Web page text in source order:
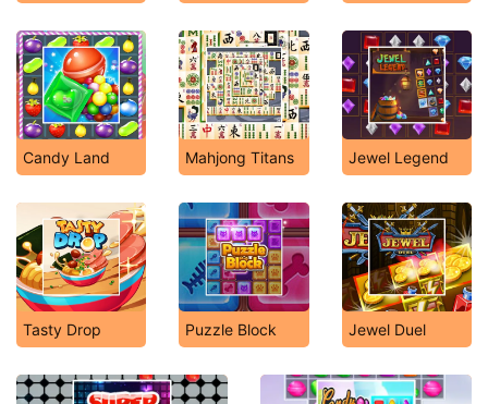
Candy Land Mahjong Titans Jewel Legend
Tasty Drop Puzzle Block Jewel Duel